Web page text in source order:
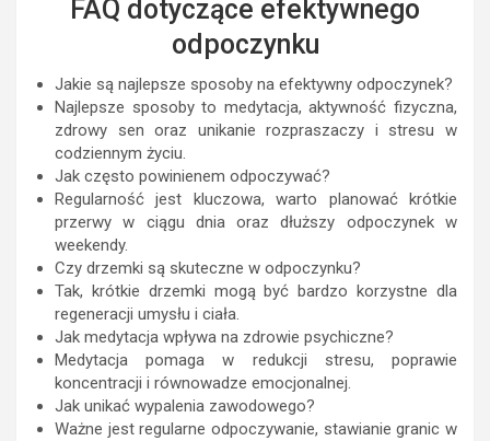
FAQ dotyczące efektywnego
odpoczynku
Jakie są najlepsze sposoby na efektywny odpoczynek?
Najlepsze sposoby to medytacja, aktywność fizyczna,
zdrowy sen oraz unikanie rozpraszaczy i stresu w
codziennym życiu.
Jak często powinienem odpoczywać?
Regularność jest kluczowa, warto planować krótkie
przerwy w ciągu dnia oraz dłuższy odpoczynek w
weekendy.
Czy drzemki są skuteczne w odpoczynku?
Tak, krótkie drzemki mogą być bardzo korzystne dla
regeneracji umysłu i ciała.
Jak medytacja wpływa na zdrowie psychiczne?
Medytacja pomaga w redukcji stresu, poprawie
koncentracji i równowadze emocjonalnej.
Jak unikać wypalenia zawodowego?
Ważne jest regularne odpoczywanie, stawianie granic w